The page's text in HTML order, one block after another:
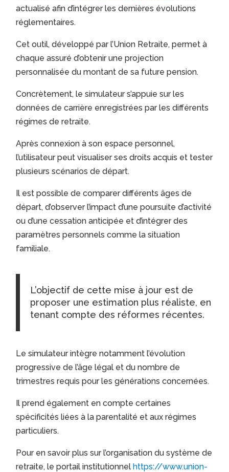
actualisé afin d’intégrer les dernières évolutions
réglementaires.
Cet outil, développé par l’Union Retraite, permet à
chaque assuré d’obtenir une projection
personnalisée du montant de sa future pension.
Concrètement, le simulateur s’appuie sur les
données de carrière enregistrées par les différents
régimes de retraite.
Après connexion à son espace personnel,
l’utilisateur peut visualiser ses droits acquis et tester
plusieurs scénarios de départ.
Il est possible de comparer différents âges de
départ, d’observer l’impact d’une poursuite d’activité
ou d’une cessation anticipée et d’intégrer des
paramètres personnels comme la situation
familiale.
L’objectif de cette mise à jour est de
proposer une estimation plus réaliste, en
tenant compte des réformes récentes.
Le simulateur intègre notamment l’évolution
progressive de l’âge légal et du nombre de
trimestres requis pour les générations concernées.
Il prend également en compte certaines
spécificités liées à la parentalité et aux régimes
particuliers.
Pour en savoir plus sur l’organisation du système de
retraite, le portail institutionnelhttps://www.union-